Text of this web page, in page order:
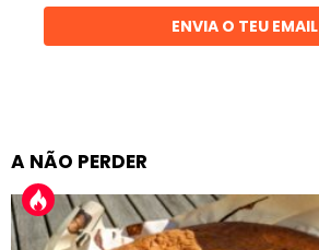
ENVIA O TEU EMAIL
A NÃO PERDER